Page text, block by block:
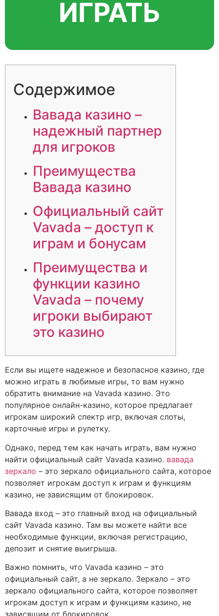
ИГРАТЬ
Содержимое
Вавада казино –
надежный партнер
для игроков
Преимущества
Вавада казино
Официальный сайт
Vavada – доступ к
играм и бонусам
Преимущества и
функции казино
Vavada – почему
игроки выбирают
это казино
Если вы ищете надежное и безопасное казино, где
можно играть в любимые игры, то вам нужно
обратить внимание на Vavada казино. Это
популярное онлайн-казино, которое предлагает
игрокам широкий спектр игр, включая слоты,
карточные игры и рулетку.
Однако, перед тем как начать играть, вам нужно
найти официальный сайт Vavada казино. вавада
зеркало – это зеркало официального сайта, которое
позволяет игрокам доступ к играм и функциям
казино, не зависящим от блокировок.
Вавада вход – это главный вход на официальный
сайт Vavada казино. Там вы можете найти все
необходимые функции, включая регистрацию,
депозит и снятие выигрыша.
Важно помнить, что Vavada казино – это
официальный сайт, а не зеркало. Зеркало – это
зеркало официального сайта, которое позволяет
игрокам доступ к играм и функциям казино, не